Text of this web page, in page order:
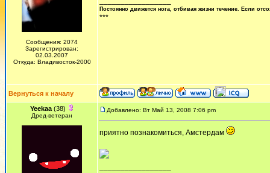
Сообщения: 2074
Зарегистрирован:
02.03.2007
Откуда: Владивосток-2000
Постоянно движется нога, отбивая жизни течение. Если
***
Вернуться к началу
Yeekaa(38)
Дред-ветеран
Добавлено: Вт Май 13, 2008 7:06 pm
приятно познакомиться, Амстердам